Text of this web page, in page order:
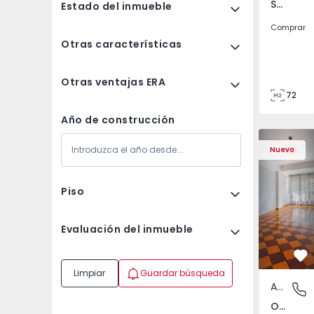
Estado del inmueble
Otras características
Otras ventajas ERA
Año de construcción
Piso
Evaluación del inmueble
Limpiar Guardar búsqueda
São Tomé do Castelo e Justes, Vila Real
Comprar
72
Nuevo
Apartamento T5
Olivais,
Apartamento
Olivais, Lisboa